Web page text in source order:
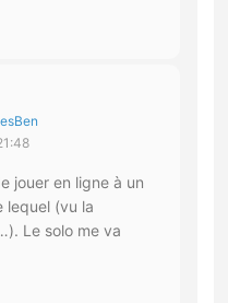
jouer en ligne à un
lequel (vu la
Le solo me va